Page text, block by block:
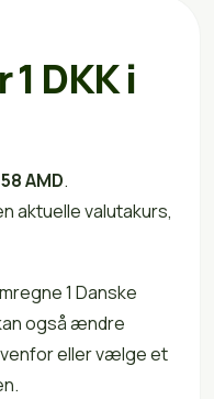
DKK i
AMD.
aktuelle valutakurs,
1 Danske
også ændre
eller vælge et